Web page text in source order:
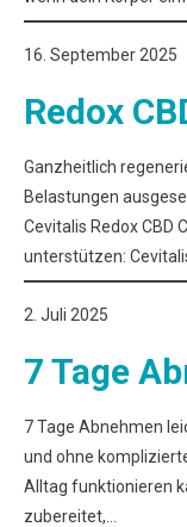
16. September 2025
Redox
Ganzheitlich
Belastungen
Cevitalis Redox CBD
unterstützen:
2. Juli 2025
7 Tage
7 Tage Abnehmen
und ohne
Alltag funktionieren
zubereitet,…